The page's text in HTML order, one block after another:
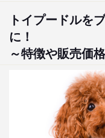
トイプードルを
に！
～特徴や販売価